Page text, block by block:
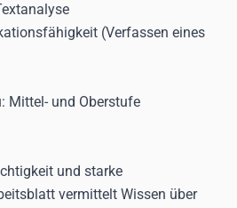
(Verfassen eines
Mittel- und Oberstufe
und starke
vermittelt Wissen über